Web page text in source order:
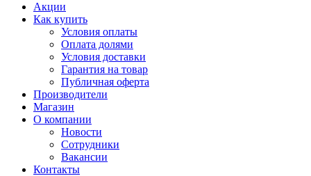
Акции
Как купить
Условия оплаты
Оплата долями
Условия доставки
Гарантия на товар
Публичная оферта
Производители
Магазин
О компании
Новости
Сотрудники
Вакансии
Контакты